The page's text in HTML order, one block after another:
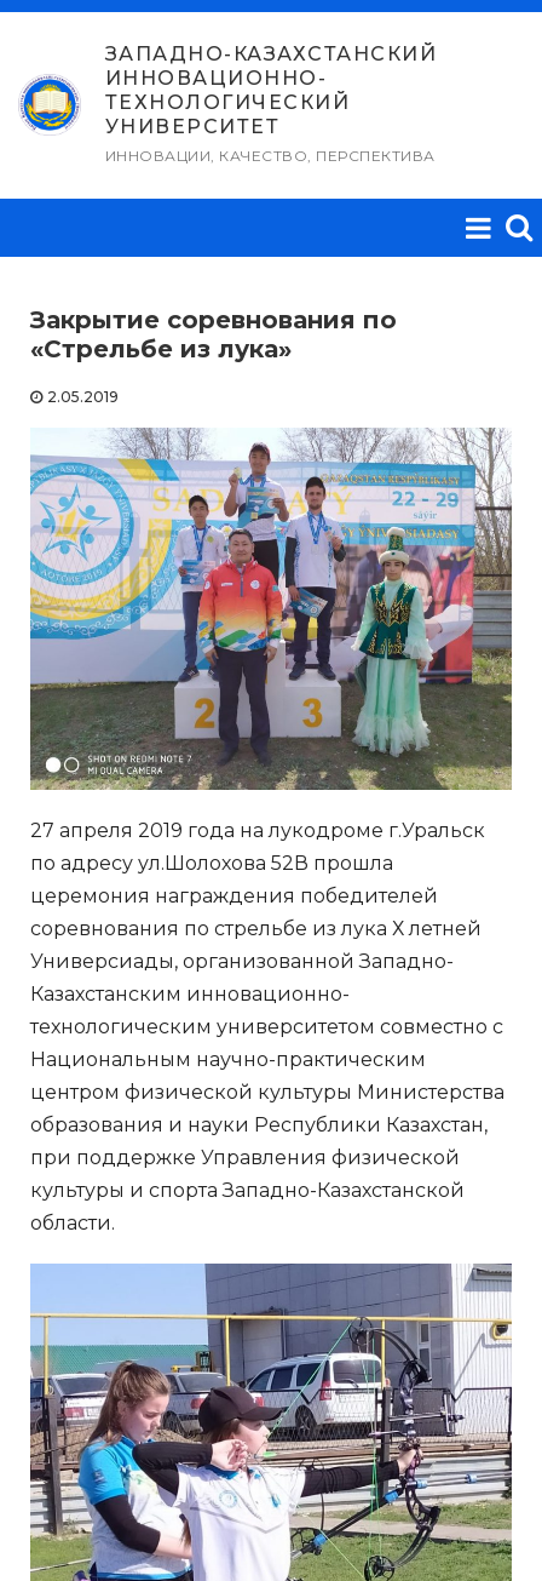
Перейти
содержимому
ЗАПАДНО-КАЗАХСТАНСКИЙ
ИННОВАЦИОННО-
ТЕХНОЛОГИЧЕСКИЙ
УНИВЕРСИТЕТ
ИННОВАЦИИ, КАЧЕСТВО, ПЕРСПЕКТИВА
Закрытие соревнования по
«Стрельбе из лука»
2.05.2019
27 апреля 2019 года на лукодроме г.Уральск
по адресу ул.Шолохова 52В прошла
церемония награждения победителей
соревнования по стрельбе из лука Х летней
Универсиады, организованной Западно-
Казахстанским инновационно-
технологическим университетом совместно с
Национальным научно-практическим
центром физической культуры Министерства
образования и науки Республики Казахстан,
при поддержке Управления физической
культуры и спорта Западно-Казахстанской
области.